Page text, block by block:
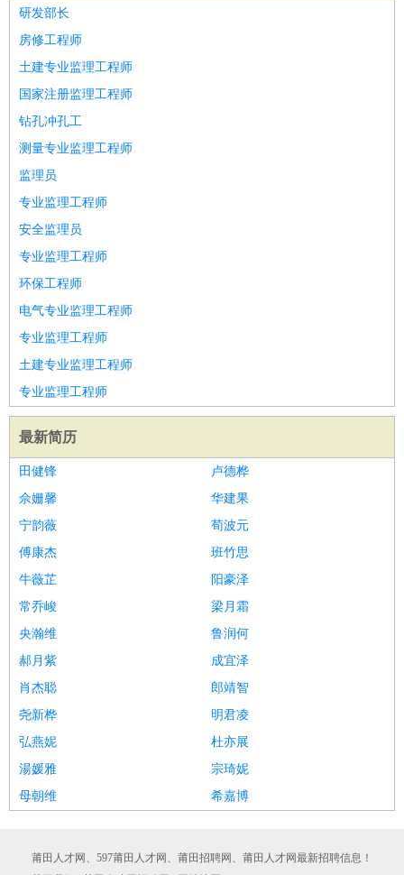
研发部长
房修工程师
土建专业监理工程师
国家注册监理工程师
钻孔冲孔工
测量专业监理工程师
监理员
专业监理工程师
安全监理员
专业监理工程师
环保工程师
电气专业监理工程师
专业监理工程师
土建专业监理工程师
专业监理工程师
最新简历
田健锋
卢德桦
佘姗馨
华建果
宁韵薇
荀波元
傅康杰
班竹思
牛薇芷
阳豪泽
常乔峻
梁月霜
央瀚维
鲁润何
郝月紫
成宜泽
肖杰聪
郎靖智
尧新桦
明君凌
弘燕妮
杜亦展
湯媛雅
宗琦妮
母朝维
希嘉博
莆田人才网、597莆田人才网、莆田招聘网、莆田人才网最新招聘信息！